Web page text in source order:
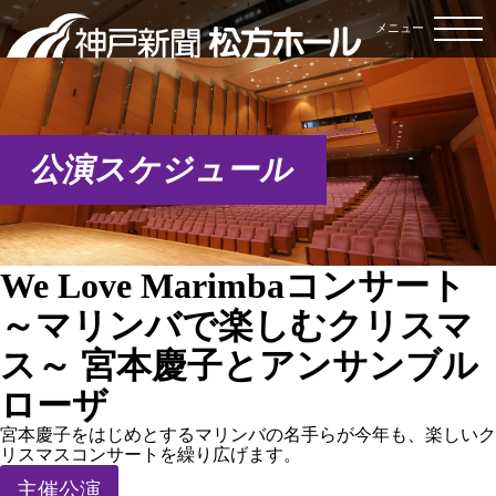
メニュー
公演スケジュール
We Love Marimbaコンサート
～マリンバで楽しむクリスマ
ス～ 宮本慶子とアンサンブル
ローザ
宮本慶子をはじめとするマリンバの名手らが今年も、楽しいク
リスマスコンサートを繰り広げます。
主催公演